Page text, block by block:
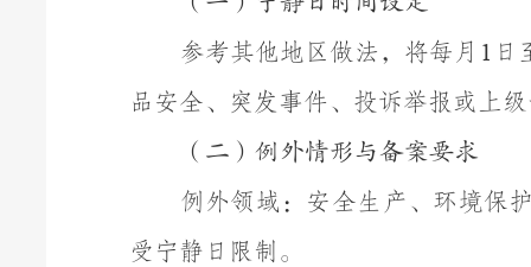
参考其他地区做法，将每月 1 日
品安全、突发事件、投诉举报或上
（二）例外情形与备案要求
例外领域：安全生产、环境保
受宁静日限制。